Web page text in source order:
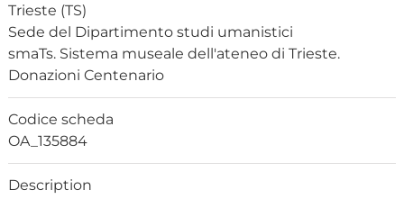
Trieste (TS)
Sede del Dipartimento studi umanistici
smaTs. Sistema museale dell'ateneo di Trieste.
Donazioni Centenario
Codice scheda
OA_135884
Description